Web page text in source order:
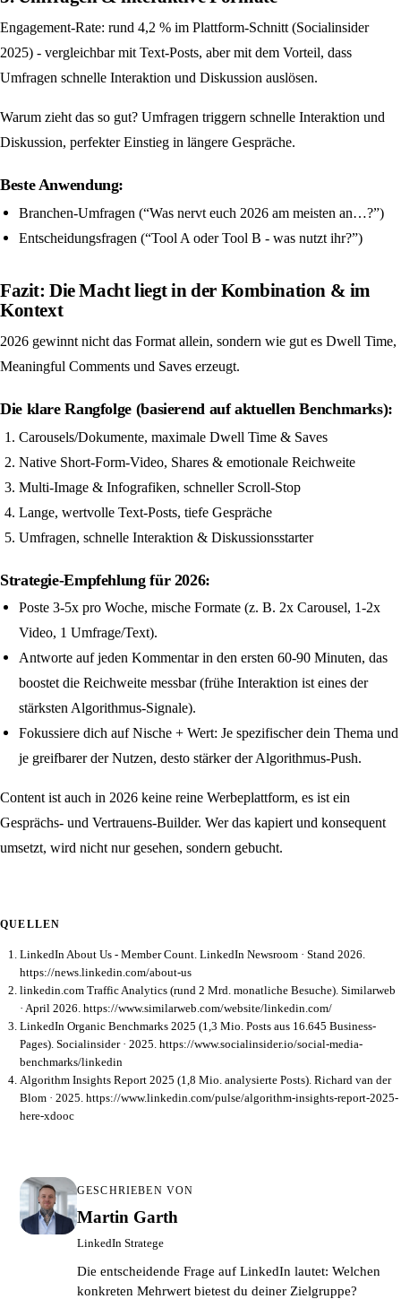
Engagement-Rate: rund 4,2 % im Plattform-Schnitt (Socialinsider
2025) - vergleichbar mit Text-Posts, aber mit dem Vorteil, dass
Umfragen schnelle Interaktion und Diskussion auslösen.
Warum zieht das so gut? Umfragen triggern schnelle Interaktion und
Diskussion, perfekter Einstieg in längere Gespräche.
Beste Anwendung:
Branchen-Umfragen (“Was nervt euch 2026 am meisten an…?”)
Entscheidungsfragen (“Tool A oder Tool B - was nutzt ihr?”)
Fazit: Die Macht liegt in der Kombination & im
Kontext
2026 gewinnt nicht das Format allein, sondern wie gut es Dwell Time,
Meaningful Comments und Saves erzeugt.
Die klare Rangfolge (basierend auf aktuellen Benchmarks):
Carousels/Dokumente, maximale Dwell Time & Saves
Native Short-Form-Video, Shares & emotionale Reichweite
Multi-Image & Infografiken, schneller Scroll-Stop
Lange, wertvolle Text-Posts, tiefe Gespräche
Umfragen, schnelle Interaktion & Diskussionsstarter
Strategie-Empfehlung für 2026:
Poste 3-5x pro Woche, mische Formate (z. B. 2x Carousel, 1-2x
Video, 1 Umfrage/Text).
Antworte auf jeden Kommentar in den ersten 60-90 Minuten, das
boostet die Reichweite messbar (frühe Interaktion ist eines der
stärksten Algorithmus-Signale).
Fokussiere dich auf Nische + Wert: Je spezifischer dein Thema und
je greifbarer der Nutzen, desto stärker der Algorithmus-Push.
Content ist auch in 2026 keine reine Werbeplattform, es ist ein
Gesprächs- und Vertrauens-Builder. Wer das kapiert und konsequent
umsetzt, wird nicht nur gesehen, sondern gebucht.
QUELLEN
LinkedIn About Us - Member Count. LinkedIn Newsroom · Stand 2026.
https://news.linkedin.com/about-us
linkedin.com Traffic Analytics (rund 2 Mrd. monatliche Besuche). Similarweb
· April 2026. https://www.similarweb.com/website/linkedin.com/
LinkedIn Organic Benchmarks 2025 (1,3 Mio. Posts aus 16.645 Business-
Pages). Socialinsider · 2025. https://www.socialinsider.io/social-media-
benchmarks/linkedin
Algorithm Insights Report 2025 (1,8 Mio. analysierte Posts). Richard van der
Blom · 2025. https://www.linkedin.com/pulse/algorithm-insights-report-2025-
here-xdooc
GESCHRIEBEN VON
Martin Garth
LinkedIn Stratege
Die entscheidende Frage auf LinkedIn lautet: Welchen
konkreten Mehrwert bietest du deiner Zielgruppe?